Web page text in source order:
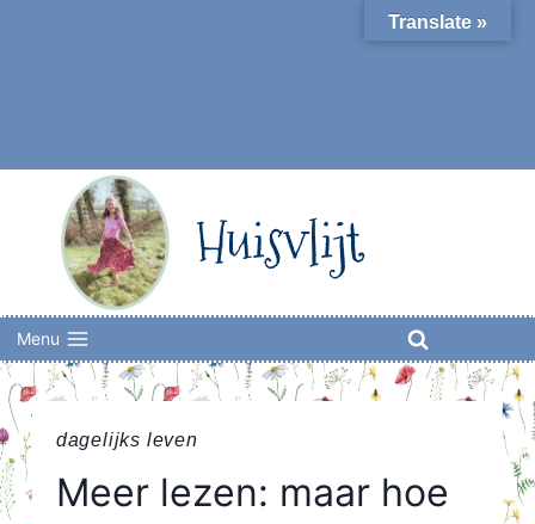
Huisvlijt
Menu
dagelijks leven
Meer lezen: maar hoe
Translate »